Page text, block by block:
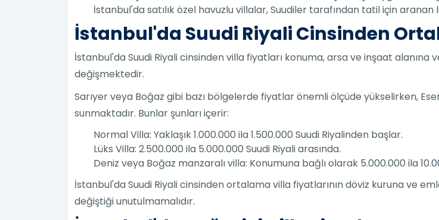
İstanbul'da satılık özel havuzlu villalar, Suudiler tarafından tatil için
İstanbul'da Suudi Riyali Cinsinden
İstanbul'da Suudi Riyali cinsinden villa fiyatları konuma, arsa ve inşaat
değişmektedir.
Sarıyer veya Boğaz gibi bazı bölgelerde fiyatlar önemli ölçüde yükselirken,
sunmaktadır. Bunlar şunları içerir:
Normal Villa: Yaklaşık 1.000.000 ila 1.500.000 Suudi Riyalinden başlar.
Lüks Villa: 2.500.000 ila 5.000.000 Suudi Riyali arasında.
Deniz veya Boğaz manzaralı villa: Konumuna bağlı olarak 5.000.000 ila
İstanbul'da Suudi Riyali cinsinden ortalama villa fiyatlarının döviz kuruna ve
değiştiği unutulmamalıdır.